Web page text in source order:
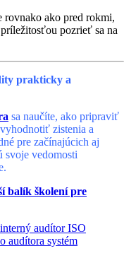
rovnako ako pred rokmi,
pozrieť sa na
prakticky a
sa naučíte, ako pripraviť
zistenia a
pre začínajúcich aj
svoje vedomosti
balík školení pre
interný audítorISO
audítora systém